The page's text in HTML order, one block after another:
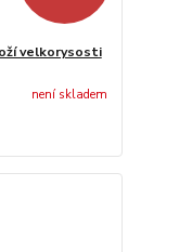
velkorysosti
není skladem